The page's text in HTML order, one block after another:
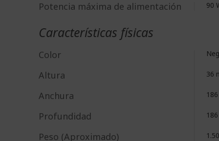
Potencia máxima de alimentación 90
Características físicas
Color
Altura 36
Anchura
Profundidad
Peso (Aproximado)